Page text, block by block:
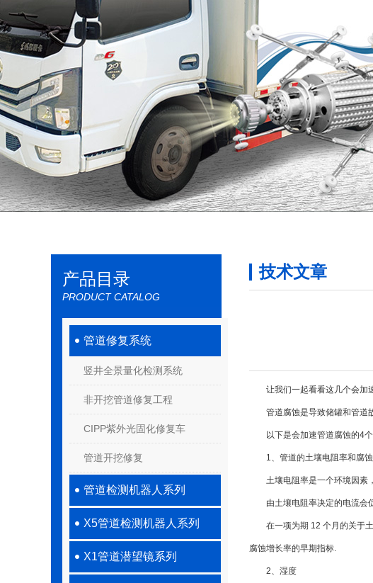
产品目录
PRODUCT CATALOG
管道修复系统
竖井全景量化检测系统
非开挖管道修复工程
CIPP紫外光固化修复车
管道开挖修复
管道检测机器人系列
X5管道检测机器人系列
X1管道潜望镜系列
技术文章
让我们一起看看这几个会加
管道腐蚀是导致储罐和管道故
以下是会加速管道腐蚀的4个
1、管道的土壤电阻率和腐蚀
土壤电阻率是一个环境因素，
由土壤电阻率决定的电流会促
在一项为期 12 个月的关于土
腐蚀增长率的早期指标.
2、湿度